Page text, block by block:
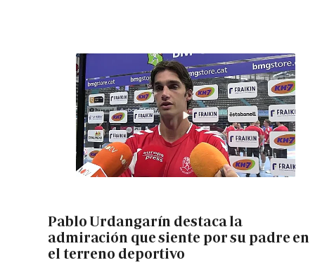
Pablo Urdangarín destaca la
admiración que siente por su padre en
el terreno deportivo